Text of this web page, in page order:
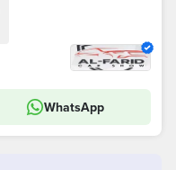
WhatsApp